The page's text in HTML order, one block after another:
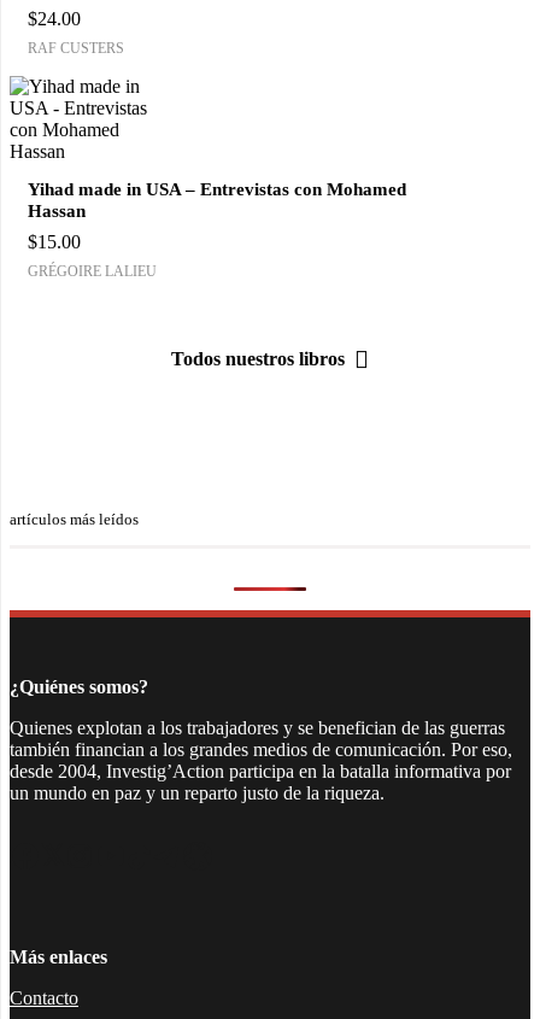
$24.00
RAF CUSTERS
Yihad made in USA – Entrevistas con Mohamed
Hassan
$15.00
GRÉGOIRE LALIEU
Todos nuestros libros
artículos más leídos
¿Quiénes somos?
Quienes explotan a los trabajadores y se benefician de las guerras
también financian a los grandes medios de comunicación. Por eso,
desde 2004, Investig’Action participa en la batalla informativa por
un mundo en paz y un reparto justo de la riqueza.
Más enlaces
Contacto